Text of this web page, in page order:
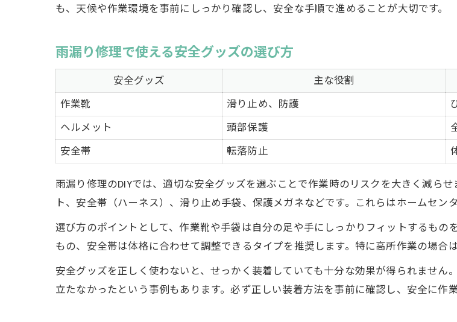
も、天候や作業環境を事前にしっかり確認し、安全な手順で進めることが大切です。
雨漏り修理で使える安全グッズの選び方
安全グッズ 主な役割
作業靴
滑り止め、防護
ヘルメット
頭部保護
安全帯
転落防止
雨漏り修理のDIYでは、適切な安全グッズを選ぶことで作業時のリスクを大きく減ら
ト、安全帯（ハーネス）、滑り止め手袋、保護メガネなどです。これらはホームセン
選び方のポイントとして、作業靴や手袋は自分の足や手にしっかりフィットするも
もの、安全帯は体格に合わせて調整できるタイプを推奨します。特に高所作業の場合
安全グッズを正しく使わないと、せっかく装着していても十分な効果が得られませ
立たなかったという事例もあります。必ず正しい装着方法を事前に確認し、安全に作